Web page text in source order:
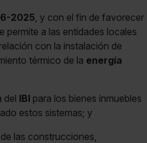
2025, y con el fin de favorecer
permite a las entidades locales
con la instalación de
térmico de la energía
del IBI para los bienes inmuebles
estos sistemas; y
las construcciones,